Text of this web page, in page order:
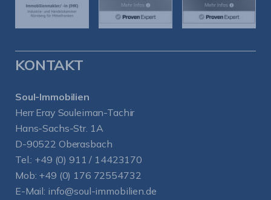
KONTAKT
Soul-Immobilien
Herr Eray Souleiman-Tachir
Hans-Sachs-Str. 1A
D-90522 Oberasbach
Tel.: +49 (0) 911 / 14423170
Mob: +49 (0) 176 72554732
E-Mail: info@soul-immobilien.de